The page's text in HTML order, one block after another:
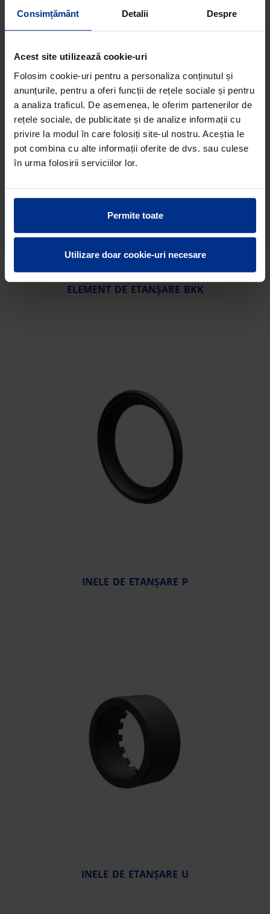
Consimțământ Detalii Despre
Acest site utilizează cookie-uri
Folosim cookie-uri pentru a personaliza conținutul și
anunțurile, pentru a oferi funcții de rețele sociale și pentru
a analiza traficul. De asemenea, le oferim partenerilor de
rețele sociale, de publicitate și de analize informații cu
privire la modul în care folosiți site-ul nostru. Aceștia le
pot combina cu alte informații oferite de dvs. sau culese
în urma folosirii serviciilor lor.
Permite toate
Utilizare doar cookie-uri necesare
ELEMENT DE ETANȘARE BKK
INELE DE ETANȘARE P
INELE DE ETANȘARE U